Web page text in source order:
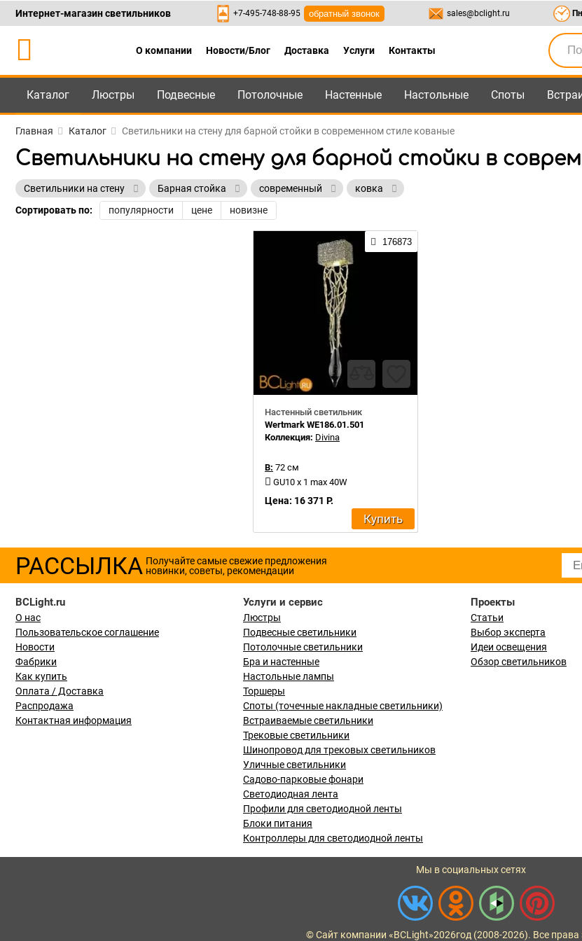
Каталог +7-495-748-88-95 ,8-800-550-95-45 sales@bclight.ru
Интернет-магазин светильников +7-495-748-88-95 обратный звонок sales@bclight.ru
О компании Новости/Блог Доставка Услуги Контакты
Каталог Люстры Подвесные Потолочные Настенные Настольные Споты
Главная Каталог Светильники на стену для барной стойки в современном стиле кованые
Светильники на стену для барной стойки в
Светильники на стену Барная стойка современный
ковка
Сортировать по:
популярности цене новизне
176873
Настенный светильник
Wertmark WE186.01.501
Коллекция: Divina
В: 72 см
GU10 x 1 max 40W
Цена: 16 371 Р.
Купить
РАССЫЛКА Получайте самые свежие предложения
новинки, советы, рекомендации
BCLight.ru
О нас
Пользовательское соглашение
Новости
Фабрики
Как купить
Оплата / Доставка
Распродажа
Контактная информация
Услуги и сервис
Люстры
Подвесные светильники
Потолочные светильники
Бра и настенные
Настольные лампы
Торшеры
Споты (точечные накладные светильники)
Встраиваемые светильники
Трековые светильники
Шинопровод для трековых светильников
Уличные светильники
Садово-парковые фонари
Светодиодная лента
Профили для светодиодной ленты
Блоки питания
Контроллеры для светодиодной ленты
Проекты
Статьи
Выбор эксперта
Идеи освещения
Обзор светильников
Мы в социальных сетях
© Сайт компании «BCLight»2026год (2008-2026). Все